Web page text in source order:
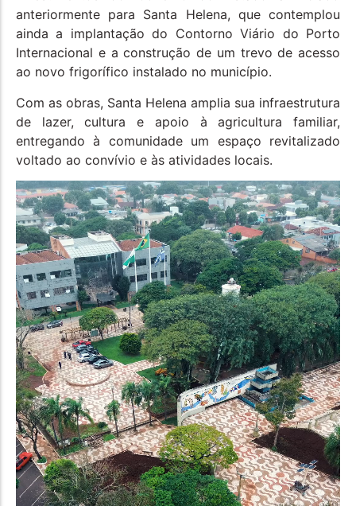
anteriormente para Santa Helena, que contemplou
ainda a implantação do Contorno Viário do Porto
Internacional e a construção de um trevo de acesso
ao novo frigorífico instalado no município.
Com as obras, Santa Helena amplia sua infraestrutura
de lazer, cultura e apoio à agricultura familiar,
entregando à comunidade um espaço revitalizado
voltado ao convívio e às atividades locais.